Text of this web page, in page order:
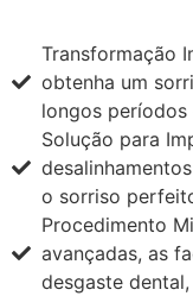
Transformação
obtenha um
longos
Solução para
o sorriso
Procedimento
avançadas, as
desgaste